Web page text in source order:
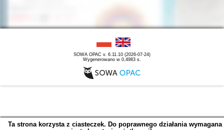
SOWA OPAC v. 6.11.10 (2026-07-24)
Wygenerowano w 0,4983 s.
Ta strona korzysta z ciasteczek. Do poprawnego działania wymagana